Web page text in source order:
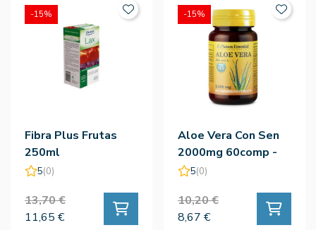
Fibra Plus Frutas
250ml
5(0)
13,70 €
11,65 €
-15%
Aloe Vera Con Sen
2000mg 60comp -
Nature Essential
5(0)
10,20 €
8,67 €
-15%